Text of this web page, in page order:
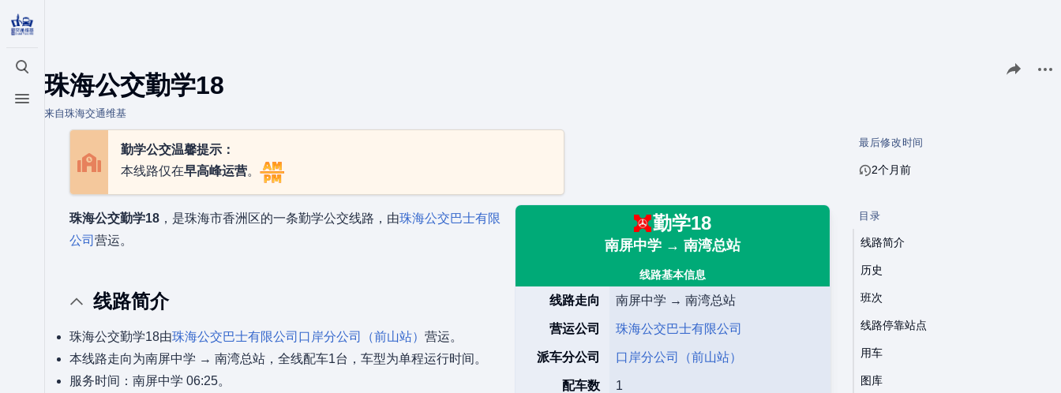
打开/关闭搜索
打开/关闭菜单
珠海公交勤学18
来自珠海交通维基
分享此页面
勤学公交温馨提示：
本线路仅在早高峰运营。
勤学18
南屏中学 → 南湾总站
线路基本信息
线路走向 南屏中学 → 南湾总站
营运公司 珠海公交巴士有限公司
派车分公司 口岸分公司（前山站）
配车数 1
珠海公交勤学18 ，是珠海市香洲区的一条勤学公交线路，由珠海公交巴士有限
公司 营运。
线路简介
珠海公交勤学18由珠海公交巴士有限公司 口岸分公司（前山站） 营运。
本线路走向为南屏中学 → 南湾总站，全线配车1台，车型为单程运行时间。
服务时间：南屏中学 06:25。
最后修改时间
2个月前
目录
线路简介
历史
班次
线路停靠站点
用车
图库